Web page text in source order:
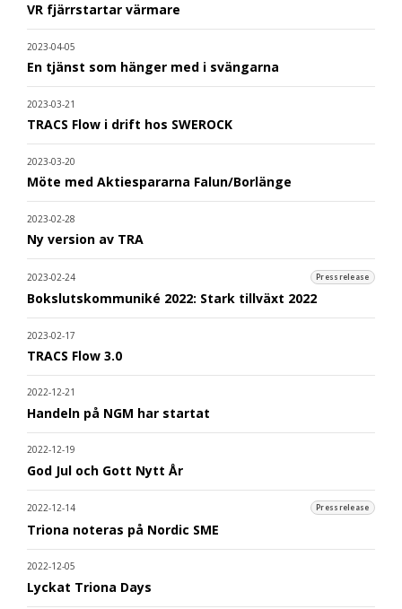
VR fjärrstartar värmare
2023-04-05
En tjänst som hänger med i svängarna
2023-03-21
TRACS Flow i drift hos SWEROCK
2023-03-20
Möte med Aktiespararna Falun/Borlänge
2023-02-28
Ny version av TRA
2023-02-24 Pressrelease
Bokslutskommuniké 2022: Stark tillväxt 2022
2023-02-17
TRACS Flow 3.0
2022-12-21
Handeln på NGM har startat
2022-12-19
God Jul och Gott Nytt År
2022-12-14 Pressrelease
Triona noteras på Nordic SME
2022-12-05
Lyckat Triona Days